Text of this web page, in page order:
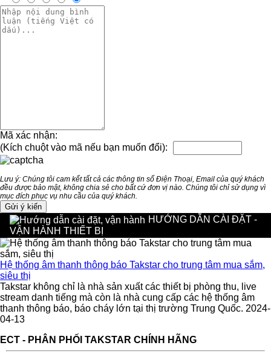
Mã xác nhận:
(Kích chuột vào mã nếu bạn muốn đổi):
Lưu ý: Chúng tôi cam kết tất cả các thông tin số Điện Thoại, Email của quý khách
đều được bảo mật, không chia sẻ cho bất cứ đơn vị nào. Chúng tôi chỉ sử dụng vì
mục đích phục vụ nhu cầu của quý khách.
HƯỚNG DẪN CÀI ĐẶT -
VẬN HÀNH THIẾT BỊ
Hệ thống âm thanh thông báo Takstar cho trung tâm mua sắm,
siêu thị
Takstar không chỉ là nhà sản xuất các thiết bị phòng thu, live
stream danh tiếng mà còn là nhà cung cấp các hệ thống âm
thanh thông báo, báo cháy lớn tại thị trường Trung Quốc. 2024-
04-13
ECT - PHÂN PHỐI TAKSTAR CHÍNH HÃNG